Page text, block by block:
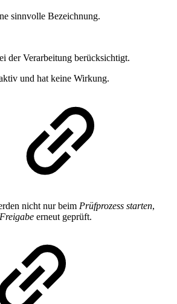
sinnvolle Bezeichnung.
Verarbeitung berücksichtigt.
und hat keine Wirkung.
nicht nur beim Prüfprozess starten,
Freigabe erneut geprüft.